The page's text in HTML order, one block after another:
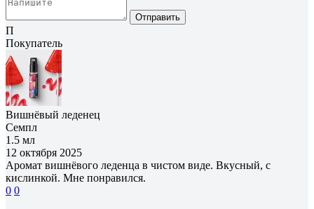
Отправить
П
Покупатель
Вишнёвый леденец
Семпл
1.5 мл
12 октября 2025
Аромат вишнёвого леденца в чистом виде. Вкусный, с
кислинкой. Мне понравился.
0 0